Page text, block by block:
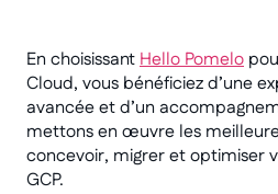
En choisissantHello Pomelo
Cloud, vous bénéficiez d’une
avancée et d’un
mettons en œuvre les
concevoir, migrer et optimiser
GCP.